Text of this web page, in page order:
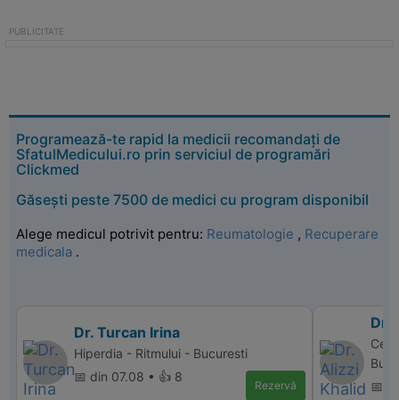
Programează-te rapid la medicii recomandați de
SfatulMedicului.ro prin serviciul de programări
Clickmed
Găsești peste 7500 de medici cu program disponibil
Alege medicul potrivit pentru: Reumatologie , Recuperare
medicala .
Dr. Turcan Irina
Hiperdia - Ritmului - Bucuresti
📅 din 07.08 • 👍 8
Rezervă
Dr.
📅